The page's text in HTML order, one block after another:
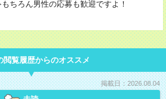
ちろん男性の応募も歓迎ですよ！
閲覧履歴からのオススメ
掲載日：2026.08.04